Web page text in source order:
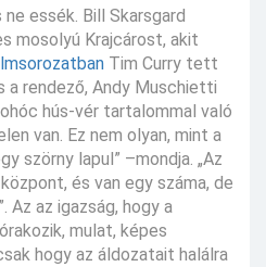
essék. Bill Skarsgard
mosolyú Krajcárost, akit
Tim Curry tett
a rendező, Andy Muschietti
hús-vér tartalommal való
van. Ez nem olyan, mint a
szörny lapul” –mondja. „Az
és van egy száma, de
Az az igazság, hogy a
mulat, képes
hogy az áldozatait halálra